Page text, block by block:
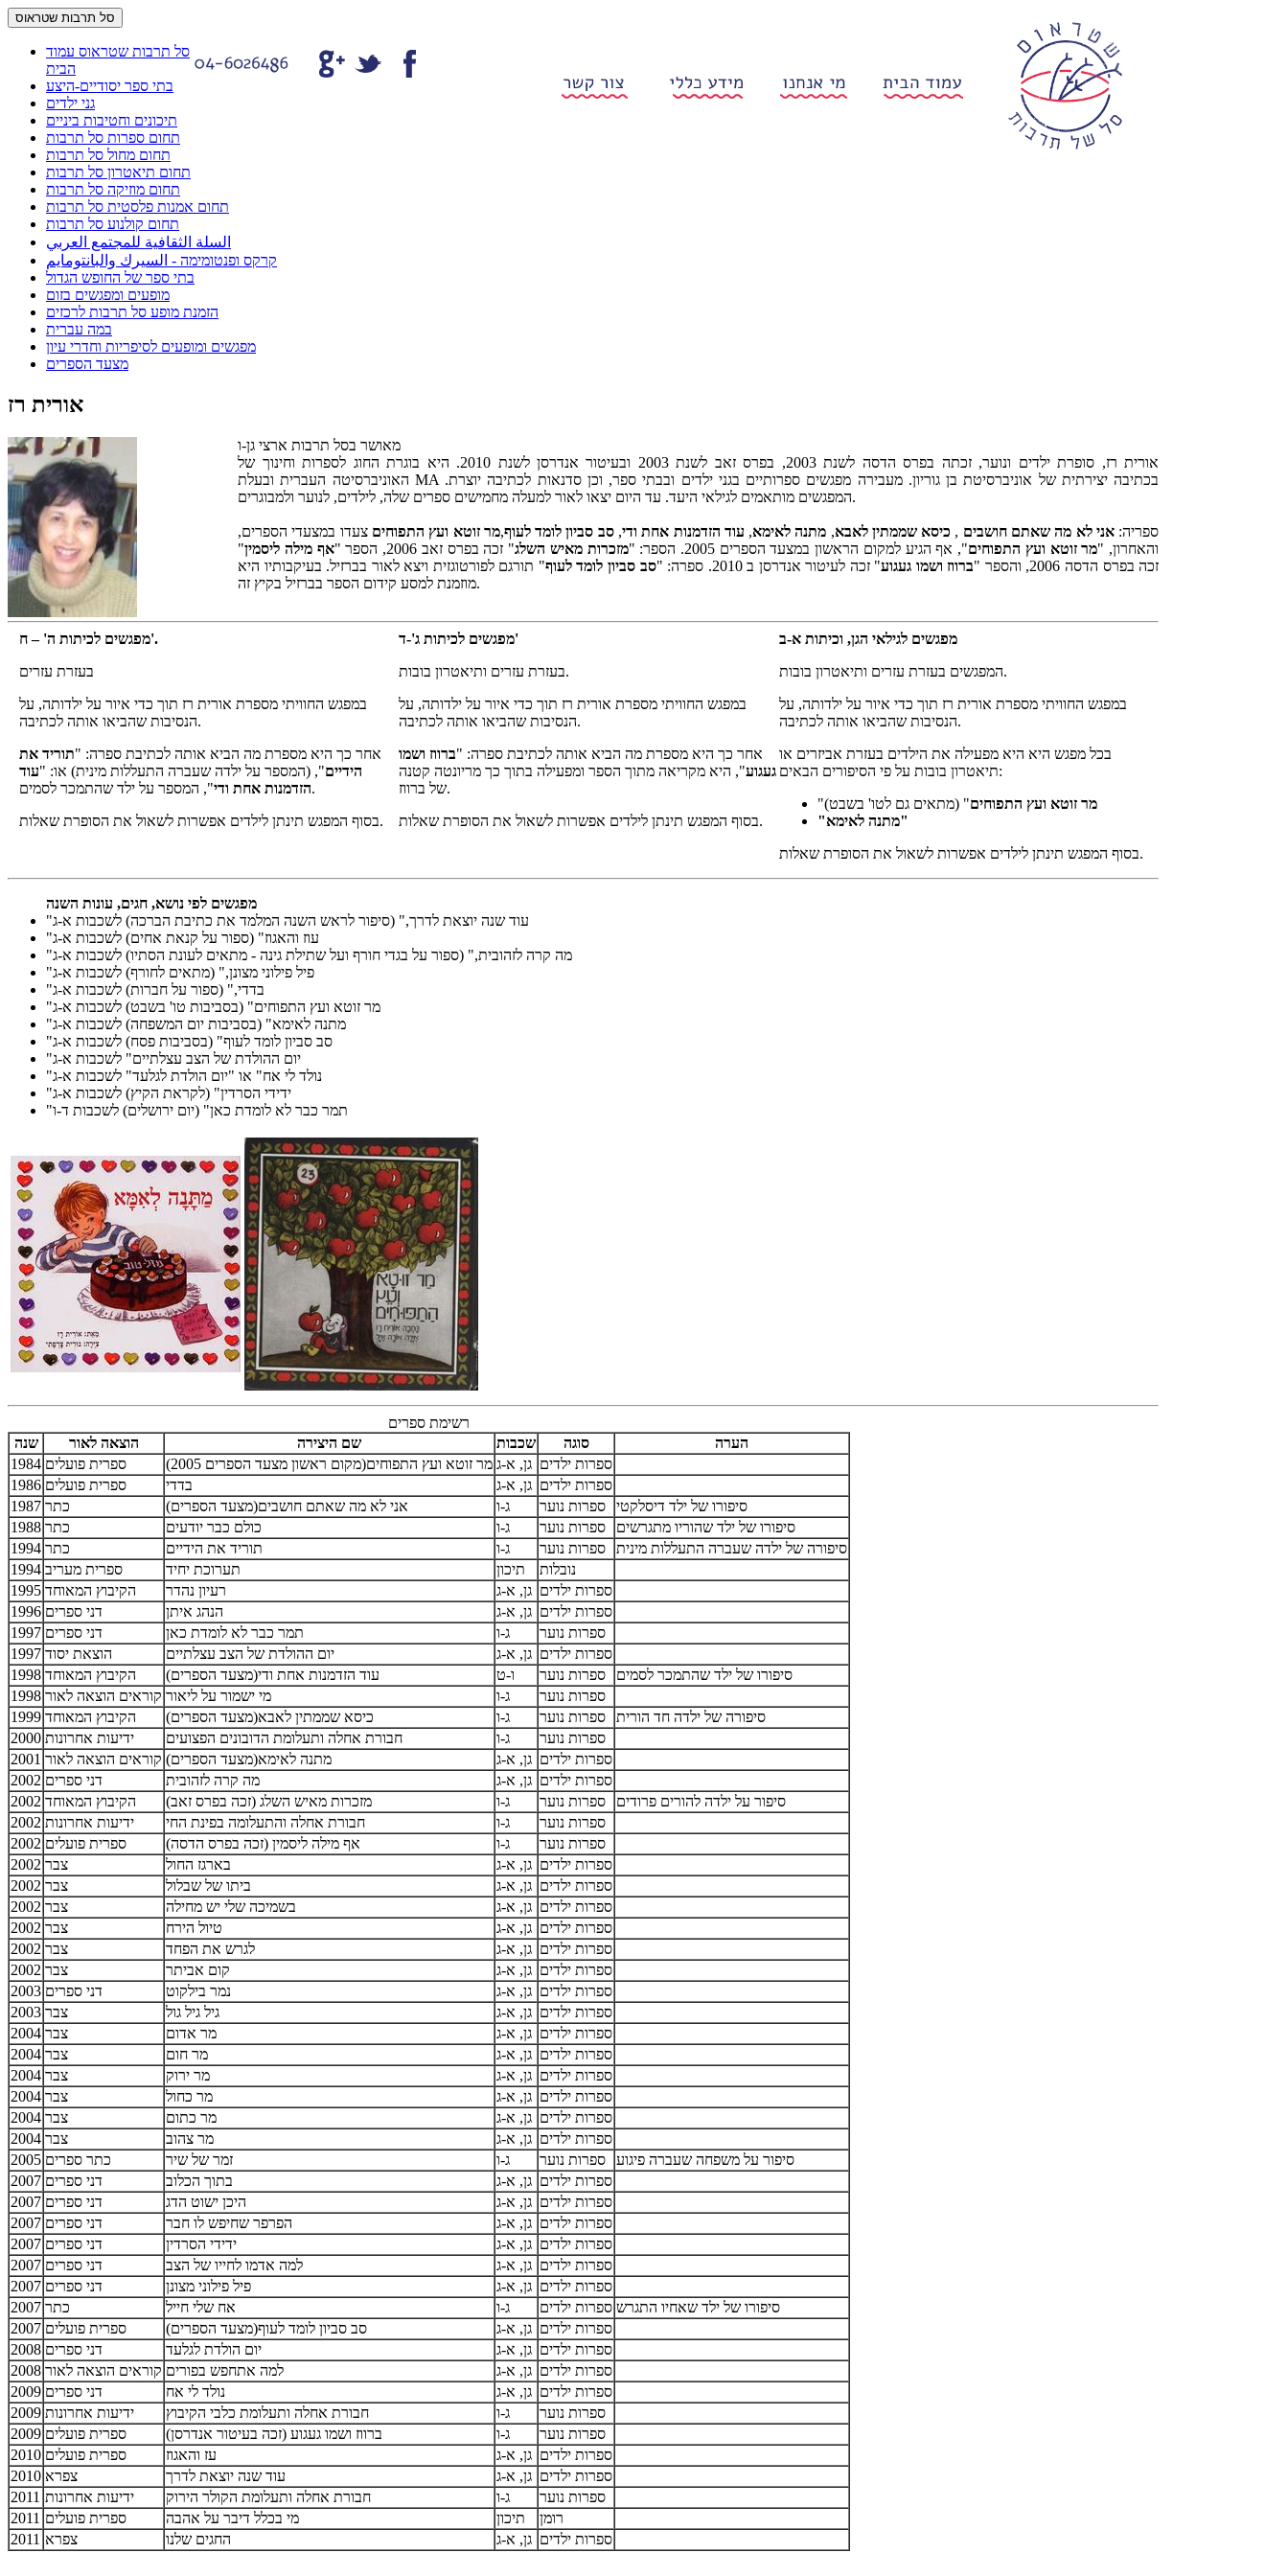
סל תרבות שטראוס
סל תרבות שטראוס עמוד
הבית
בתי ספר יסודיים-היצע
גני ילדים
תיכונים וחטיבות ביניים
תחום ספרות סל תרבות
תחום מחול סל תרבות
תחום תיאטרון סל תרבות
תחום מוזיקה סל תרבות
תחום אמנות פלסטית סל תרבות
תחום קולנוע סל תרבות
السلة الثقافية للمجتمع العربي
קרקס ופנטומימה - السيرك والبانتومايم
בתי ספר של החופש הגדול
מופעים ומפגשים בזום
הזמנת מופע סל תרבות לרכזים
במה עברית
מפגשים ומופעים לסיפריות וחדרי עיון
מצעד הספרים
אורית רז
מאושר בסל תרבות ארצי גן-ו
אורית רז, סופרת ילדים ונוער, זכתה בפרס הדסה לשנת 2003, בפרס זאב לשנת 2003 ובעיטור אנדרסן לשנת 2010. היא בוגרת החוג לספרות וחינוך של
האוניברסיטה העברית ובעלת MA בכתיבה יצירתית של אוניברסיטת בן גוריון. מעבירה מפגשים ספרותיים בגני ילדים ובבתי ספר, וכן סדנאות לכתיבה יוצרת.
המפגשים מותאמים לגילאי היעד. עד היום יצאו לאור למעלה מחמישים ספרים שלה, לילדים, לנוער ולמבוגרים.
ספריה:אני לא מה שאתם חושבים , כיסא שממתין לאבא, מתנה לאימא, עוד הזדמנות אחת ודי,סב סביון לומד לעוף,מר זוטא ועץ התפוחים צעדו במצעדי הספרים,
והאחרון, "מר זוטא ועץ התפוחים", אף הגיע למקום הראשון במצעד הספרים 2005. הספר: " מזכרות מאיש השלג" זכה בפרס זאב 2006, הספר " אף מילה ליסמין"
זכה בפרס הדסה 2006, והספר "
ברווז ושמו געגוע" זכה לעיטור אנדרסן ב 2010. ספרה: " סב סביון לומד לעוף" תורגם לפורטוגזית ויצא לאור בברזיל. בעיקבותיו היא
מוזמנת למסע קידום הספר בברזיל בקיץ זה.
מפגשים לגילאי הגן, וכיתות א-ב
המפגשים בעזרת עזרים ותיאטרון בובות.
במפגש החוויתי מספרת אורית רז תוך כדי איור על ילדותה, על
הנסיבות שהביאו אותה לכתיבה.
בכל מפגש היא היא מפעילה את הילדים בעזרת אביזרים או
תיאטרון בובות על פי הסיפורים הבאים:
"
מר זוטא ועץ התפוחים" (מתאים גם לטו' בשבט)
"מתנה לאימא"
בסוף המפגש תינתן לילדים אפשרות לשאול את הסופרת שאלות.
מפגשים לכיתות ג'-ד'
בעזרת עזרים ותיאטרון בובות.
במפגש החוויתי מספרת אורית רז תוך כדי איור על ילדותה, על
הנסיבות שהביאו אותה לכתיבה.
אחר כך היא מספרת מה הביא אותה לכתיבת ספרה: "ברווז ושמו
געגוע", היא מקריאה מתוך הספר ומפעילה בתוך כך מריונטה קטנה
של ברווז.
בסוף המפגש תינתן לילדים אפשרות לשאול את הסופרת שאלות.
מפגשים לכיתות ה' – ח'.
בעזרת עזרים
במפגש החוויתי מספרת אורית רז תוך כדי איור על ילדותה, על
הנסיבות שהביאו אותה לכתיבה.
אחר כך היא מספרת מה הביא אותה לכתיבת ספרה: "תוריד את
הידיים", (המספר על ילדה שעברה התעללות מינית) או: "עוד
הזדמנות אחת ודי", המספר על ילד שהתמכר לסמים.
בסוף המפגש תינתן לילדים אפשרות לשאול את הסופרת שאלות.
מפגשים לפי נושא, חגים, עונות השנה
"עוד שנה יוצאת לדרך," (סיפור לראש השנה המלמד את כתיבת הברכה) לשכבות א-ג
"עוז והאגוז" (ספור על קנאת אחים) לשכבות א-ג
"מה קרה לזהובית," (ספור על בגדי חורף ועל שתילת גינה - מתאים לעונת הסתיו) לשכבות א-ג
"פיל פילוני מצונן," (מתאים לחורף) לשכבות א-ג
"בדדי," (ספור על חברות) לשכבות א-ג
"מר זוטא ועץ התפוחים" (בסביבות טו' בשבט) לשכבות א-ג
"מתנה לאימא" (בסביבות יום המשפחה) לשכבות א-ג
"סב סביון לומד לעוף" (בסביבות פסח) לשכבות א-ג
"יום ההולדת של הצב עצלתיים" לשכבות א-ג
"נולד לי אח" או "יום הולדת לגלעד" לשכבות א-ג
"ידידי הסרדין" (לקראת הקיץ) לשכבות א-ג
"תמר כבר לא לומדת כאן" (יום ירושלים) לשכבות ד-ו
רשימת ספרים
שנה
הוצאה לאור שם היצירה שכבות סוגה
הערה
1984 ספרית פועלים מר זוטא ועץ התפוחים(מקום ראשון מצעד הספרים 2005) גן, א-ג ספרות ילדים
1986 ספרית פועלים בדדי גן, א-ג ספרות ילדים
1987 כתר אני לא מה שאתם חושבים(מצעד הספרים) ג-ו ספרות נוער
סיפורו של ילד דיסלקטי
1988 כתר כולם כבר יודעים ג-ו ספרות נוער
סיפורו של ילד שהוריו מתגרשים
1994 כתר תוריד את הידיים ג-ו ספרות נוער
סיפורה של ילדה שעברה התעללות מינית
1994 ספרית מעריב תערוכת יחיד תיכון
נובלות
1995 הקיבוץ המאוחד רעיון נהדר גן, א-ג ספרות ילדים
1996 דני ספרים הנהג איתן גן, א-ג ספרות ילדים
1997 דני ספרים תמר כבר לא לומדת כאן ג-ו
ספרות נוער
1997 הוצאת יסוד יום ההולדת של הצב עצלתיים גן, א-ג ספרות ילדים
1998 הקיבוץ המאוחד עוד הזדמנות אחת ודי(מצעד הספרים) ו-ט ספרות נוער
סיפורו של ילד שהתמכר לסמים
1998 קוראים הוצאה לאור מי ישמור על ליאור ג-ו
ספרות נוער
1999 הקיבוץ המאוחד כיסא שממתין לאבא(מצעד הספרים) ג-ו ספרות נוער
סיפורה של ילדה חד הורית
2000 ידיעות אחרונות חבורת אחלה ותעלומת הדובונים הפצועים ג-ו
ספרות נוער
2001 קוראים הוצאה לאור מתנה לאימא(מצעד הספרים) גן, א-ג ספרות ילדים
2002 דני ספרים מה קרה לזהובית גן, א-ג ספרות ילדים
2002 הקיבוץ המאוחד מזכרות מאיש השלג (זכה בפרס זאב) ג-ו ספרות נוער
סיפור על ילדה להורים פרודים
2002 ידיעות אחרונות חבורת אחלה והתעלומה בפינת החי ג-ו
ספרות נוער
2002 ספרית פועלים אף מילה ליסמין (זכה בפרס הדסה) ג-ו
ספרות נוער
2002 צבר בארגז החול גן, א-ג ספרות ילדים
2002 צבר ביתו של שבלול גן, א-ג ספרות ילדים
2002 צבר בשמיכה שלי יש מחילה גן, א-ג ספרות ילדים
2002 צבר טיול הירח גן, א-ג ספרות ילדים
2002 צבר לגרש את הפחד גן, א-ג ספרות ילדים
2002 צבר קום אביתר גן, א-ג ספרות ילדים
2003 דני ספרים נמר בילקוט גן, א-ג ספרות ילדים
2003 צבר גיל גיל גול גן, א-ג ספרות ילדים
2004 צבר מר אדום גן, א-ג ספרות ילדים
2004 צבר מר חום גן, א-ג ספרות ילדים
2004 צבר מר ירוק גן, א-ג ספרות ילדים
2004 צבר מר כחול גן, א-ג ספרות ילדים
2004 צבר מר כתום גן, א-ג ספרות ילדים
2004 צבר מר צהוב גן, א-ג ספרות ילדים
2005 כתר ספרים זמר של שיר ג-ו ספרות נוער
סיפור על משפחה שעברה פיגוע
2007 דני ספרים בתוך הכלוב גן, א-ג ספרות ילדים
2007 דני ספרים היכן ישוט הדג גן, א-ג ספרות ילדים
2007 דני ספרים הפרפר שחיפש לו חבר גן, א-ג ספרות ילדים
2007 דני ספרים ידידי הסרדין גן, א-ג ספרות ילדים
2007 דני ספרים למה אדמו לחייו של הצב גן, א-ג ספרות ילדים
2007 דני ספרים פיל פילוני מצונן גן, א-ג ספרות ילדים
2007 כתר אח שלי חייל ג-ו ספרות ילדים סיפורו של ילד שאחיו התגרש
2007 ספרית פועלים סב סביון לומד לעוף(מצעד הספרים) גן, א-ג ספרות ילדים
2008 דני ספרים יום הולדת לגלעד גן, א-ג ספרות ילדים
2008 קוראים הוצאה לאור למה אתחפש בפורים גן, א-ג ספרות ילדים
2009 דני ספרים נולד לי אח גן, א-ג ספרות ילדים
2009 ידיעות אחרונות חבורת אחלה ותעלומת כלבי הקיבוץ ג-ו
ספרות נוער
2009 ספרית פועלים ברווז ושמו געגוע (זכה בעיטור אנדרסן) ג-ו
ספרות נוער
2010 ספרית פועלים עז והאגוז גן, א-ג ספרות ילדים
2010 צפרא עוד שנה יוצאת לדרך גן, א-ג ספרות ילדים
2011 ידיעות אחרונות חבורת אחלה ותעלומת הקולר הירוק ג-ו
ספרות נוער
2011 ספרית פועלים מי בכלל דיבר על אהבה תיכון
רומן
2011 צפרא החגים שלנו גן, א-ג ספרות ילדים